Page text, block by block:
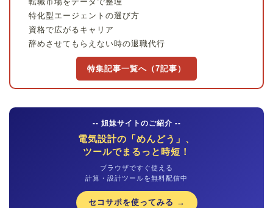
特化型エージェントの選び方
資格で広がるキャリア
辞めさせてもらえない時の退職代行
特集記事一覧へ（7記事）
-- 姐妹サイトのご紹介 --
電気設計の「めんどう」、
ツールでまるっと時短！
ブラウザですぐ使える
計算・設計ツールを無料配信中
セコサポを使ってみる →